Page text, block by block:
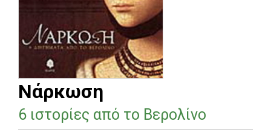
Νάρκωση
6 ιστορίες από το Βερολίνο